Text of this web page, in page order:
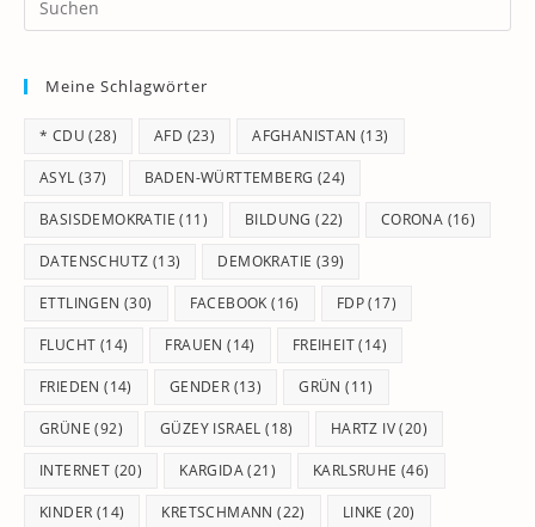
Meine Schlagwörter
* CDU (28) AFD (23) AFGHANISTAN (13)
ASYL (37) BADEN-WÜRTTEMBERG (24)
BASISDEMOKRATIE (11) BILDUNG (22) CORONA (16)
DATENSCHUTZ (13) DEMOKRATIE (39)
ETTLINGEN (30) FACEBOOK (16) FDP(17)
FLUCHT (14) FRAUEN (14) FREIHEIT(14)
FRIEDEN (14) GENDER (13) GRÜN (11)
GRÜNE (92) GÜZEY ISRAEL (18) HARTZ IV(20)
INTERNET (20) KARGIDA(21) KARLSRUHE (46)
KINDER (14) KRETSCHMANN (22) LINKE (20)